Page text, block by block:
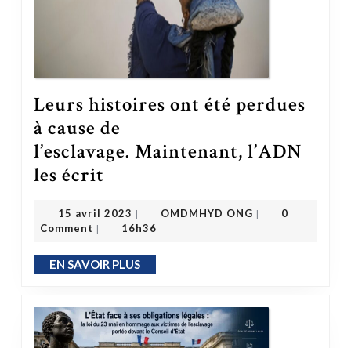
Leurs histoires ont été perdues
à cause de
l’esclavage. Maintenant, l’ADN
les écrit
15 avril 2023 15 avril 2023
| OMDMHYD ONG |
0
Comment | 16h36
EN SAVOIR PLUSEN SAVOIR PLUS